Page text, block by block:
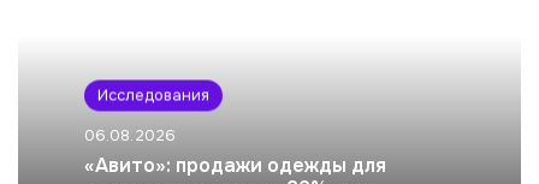
Исследования
06.08.2026
«Авито»: продажи одежды для